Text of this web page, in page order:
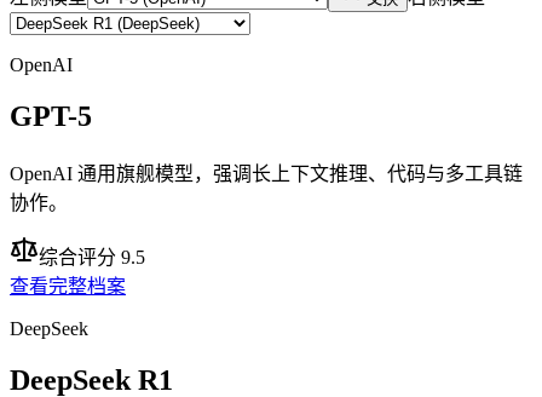
OpenAI
GPT-5
OpenAI 通用旗舰模型，强调长上下文推理、代码与多工具链
协作。
综合评分 9.5
查看完整档案
DeepSeek
DeepSeek R1